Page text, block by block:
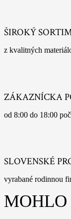
ŠIROKÝ
z kvalitných
ZÁKAZNÍCKA
od 8:00 do 18:00
SLOVENSKÉ
vyrabané rodinnou